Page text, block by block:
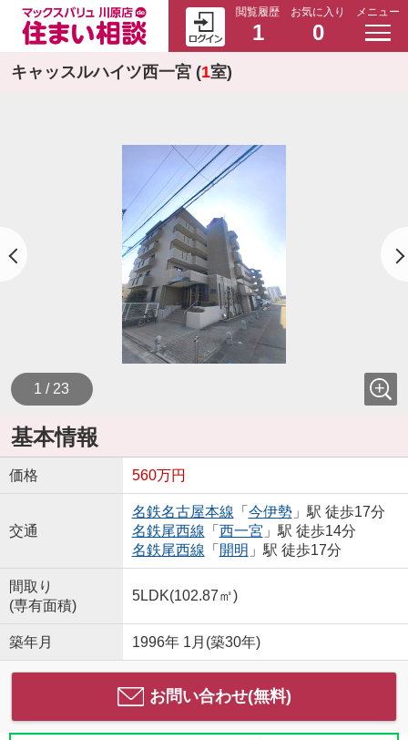
閲覧履歴
1
お気に入り
0
メニュー
キャッスルハイツ西一宮 (1室)
1 / 23
基本情報
価格 560万円
交通
名鉄名古屋本線 「 今伊勢」駅 徒歩17分
名鉄尾西線 「 西一宮 」駅 徒歩14分
名鉄尾西線 「 開明 」駅 徒歩17分
間取り
(専有面積)
5LDK(102.87㎡)
築年月 1996年 1月(築30年)
お問い合わせ(無料)